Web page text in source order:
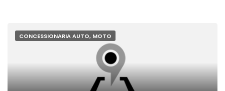
CONCESSIONARIA AUTO, MOTO